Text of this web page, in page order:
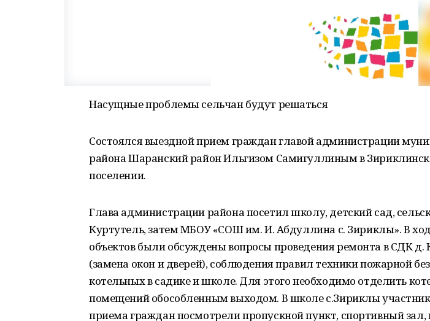
Насущные проблемы сельчан будут решаться
Состоялся выездной прием граждан главой администрации
района Шаранский район Ильгизом Самигуллиным в
поселении.
Глава администрации района посетил школу, детский сад,
Куртутель, затем МБОУ «СОШ им. И. Абдуллина с. Зириклы». В
объектов были обсуждены вопросы проведения ремонта в СДК д.
(замена окон и дверей), соблюдения правил техники пожарной
котельных в садике и школе. Для этого необходимо отделить
помещений обособленным выходом. В школе с.Зириклы
приема граждан посмотрели пропускной пункт, спортивный зал,